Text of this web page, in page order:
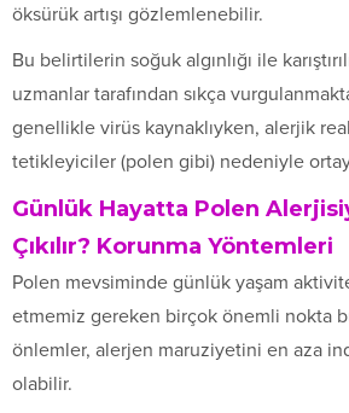
öksürük artışı gözlemlenebilir.
Bu belirtilerin soğuk algınlığı ile
uzmanlar tarafından sıkça
genellikle virüs kaynaklıyken, alerjik
tetikleyiciler (polen gibi) nedeniyle
Günlük Hayatta Polen
Çıkılır? Korunma Yöntemleri
Polen mevsiminde günlük yaşam
etmemiz gereken birçok önemli nokta
önlemler, alerjen maruziyetini en aza
olabilir.